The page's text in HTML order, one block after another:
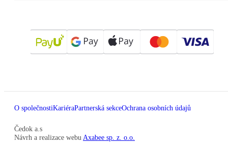
O společnostiKariéraPartnerská sekceOchrana osobních údajů
Čedok a.s
Návrh a realizace webu Axabee sp. z. o.o.